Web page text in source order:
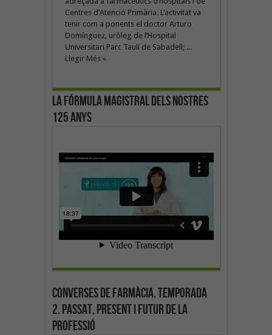
Centres d’Atenció Primària. L’activitat va
tenir com a ponents el doctor Arturo
Domínguez, uròleg de l’Hospital
Universitari Parc Taulí de Sabadell; ...
Llegir Més »
La fórmula magistral dels nostres
125 anys
Converses de farmàcia. Temporada
2. Passat, present i futur de la
professió